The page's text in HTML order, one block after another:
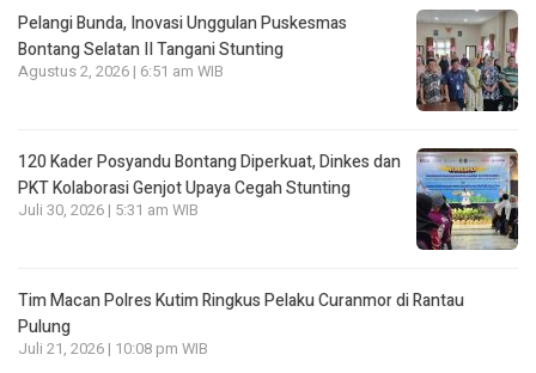
Pelangi Bunda, Inovasi Unggulan Puskesmas
Bontang Selatan II Tangani Stunting
Agustus 2, 2026 | 6:51 am WIB
120 Kader Posyandu Bontang Diperkuat, Dinkes dan
PKT Kolaborasi Genjot Upaya Cegah Stunting
Juli 30, 2026 | 5:31 am WIB
Tim Macan Polres Kutim Ringkus Pelaku Curanmor di Rantau
Pulung
Juli 21, 2026 | 10:08 pm WIB